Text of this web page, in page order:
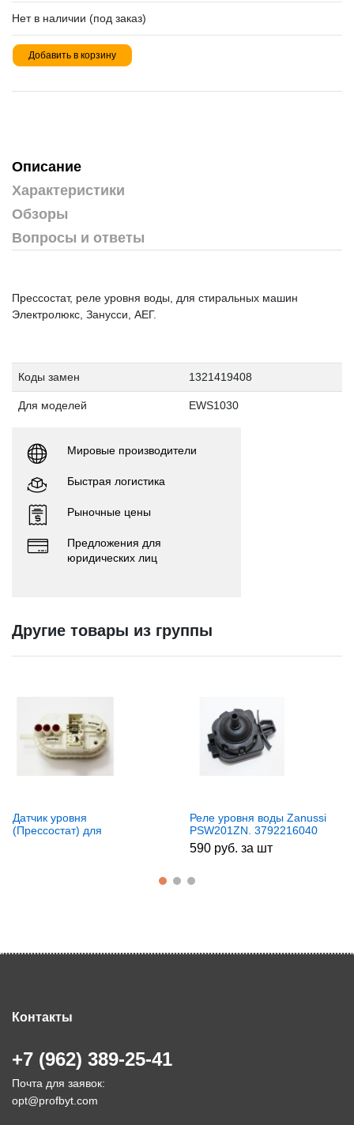
Нет в наличии (под заказ)
Добавить в корзину
Описание
Характеристики
Обзоры
Вопросы и ответы
Прессостат, реле уровня воды, для стиральных машин
Электролюкс, Занусси, АЕГ.
Коды замен 1321419408
Для моделей EWS1030
Мировые производители
Быстрая логистика
Рыночные цены
Предложения для
юридических лиц
Другие товары из группы
Датчик уровня
(Прессостат) для
Реле уровня воды Zanussi
PSW201ZN. 3792216040
590 руб. за шт
Контакты
+7 (962) 389-25-41
Почта для заявок:
opt@profbyt.com